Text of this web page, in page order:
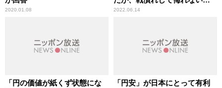
2020.01.08
宮嶋茂樹氏が現地取材報告
2022.06.14
「円の価値が紙くず状態にな
「円安」が日本にとって有利